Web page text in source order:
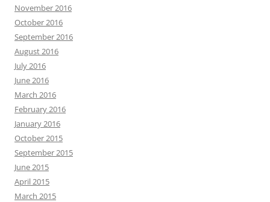
November 2016
October 2016
September 2016
August 2016
July 2016
June 2016
March 2016
February 2016
January 2016
October 2015
September 2015
June 2015
April 2015
March 2015